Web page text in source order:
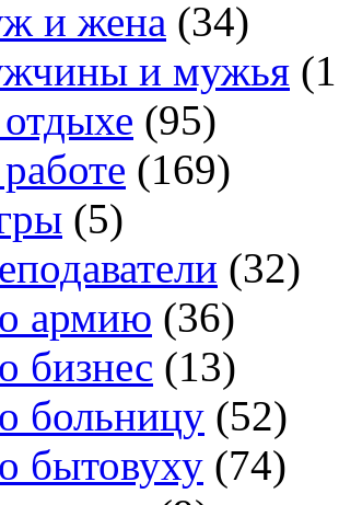
и жена (34)
и мужья
(95)
(169)
(5)
(32)
армию (36)
бизнес (13)
больницу (52)
бытовуху (74)